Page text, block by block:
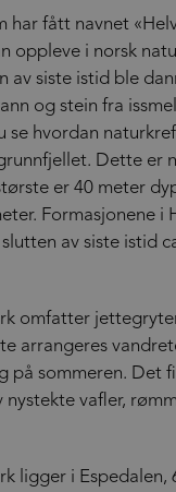
har fått navnet
oppleve i norsk
av siste istid ble
og stein fra
se hvordan
Dette er
er 40 meter
Formasjonene i
av siste istid
omfatter
arrangeres
på sommeren. Det
nystekte vafler,
ligger i Espedalen,